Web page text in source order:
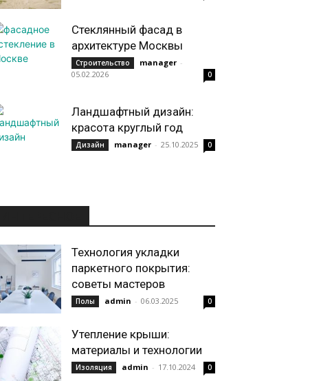
Стеклянный фасад в
архитектуре Москвы
Строительство manager -
05.02.2026
0
Ландшафтный дизайн:
красота круглый год
Дизайн manager - 25.10.2025 0
Технология укладки
паркетного покрытия:
советы мастеров
Полы admin - 06.03.2025 0
Утепление крыши:
материалы и технологии
Изоляция admin - 17.10.2024 0